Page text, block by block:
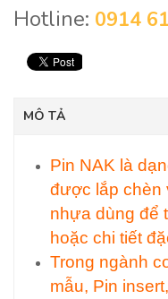
Hotline: 0914
MÔ TẢ
Pin NAK là
được lắp chèn
nhựa dùng để
hoặc chi tiết
Trong ngành
mẫu, Pin